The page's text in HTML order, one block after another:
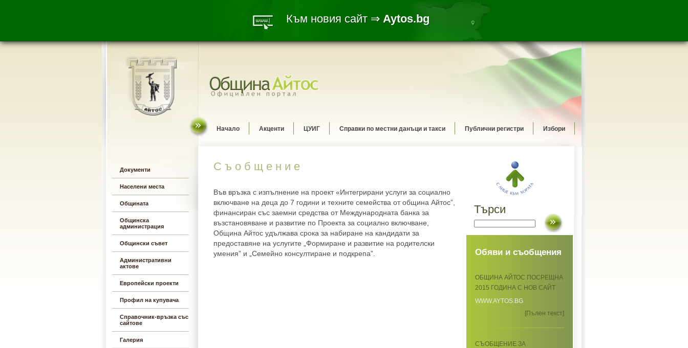
Към новия сайт ⇒ Aytos.bg
Документи
Населени места
Общината
Общинска
администрация
Общински съвет
Административни
актове
Европейски проекти
Профил на купувача
Справочник-връзка със
сайтове
Галерия
Начало Акценти ЦУИГ Справки по местни данъци и такси Публични регистри Избори
С ъ о б щ е н и е
Във връзка с изпълнение на проект «Интегрирани услуги за социално
включване на деца до 7 години и техните семейства от община Айтос”,
финансиран със заемни средства от Международната банка за
възстановяване и развитие по Проекта за социално включване,
Община Айтос удължава срока за набиране на кандидати за
предоставяне на услугите „Формиране и развитие на родителски
умения” и „Семейно консултиране и подкрепа”.
Търси
Обяви и съобщения
ОБЩИНА АЙТОС ПОСРЕЩНА
2015 ГОДИНА С НОВ САЙТ
WWW.AYTOS.BG
[Пълен текст]
СЪОБЩЕНИЕ ЗА